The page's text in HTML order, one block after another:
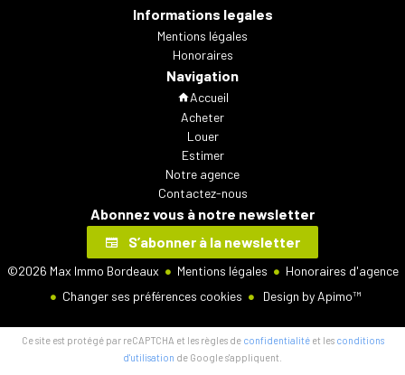
Informations legales
Mentions légales
Honoraires
Navigation
Accueil
Acheter
Louer
Estimer
Notre agence
Contactez-nous
Abonnez vous à notre newsletter
S’abonner à la newsletter
©2026 Max Immo Bordeaux Mentions légales
Honoraires d'agence
Changer ses préférences cookies
Design by Apimo™
Ce site est protégé par reCAPTCHA et les règles de confidentialitéet les conditions
d'utilisation de Google s'appliquent.